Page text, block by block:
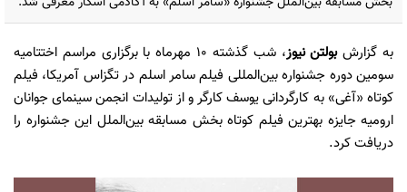
به گزارشبولتن نیوز
، شب گذشته ۱۰ مهرماه با برگزاری مراسم اختتاميه
سومين دوره جشنواره بين‌المللی فيلم سامر اسلم در تگزاس آمريكا، فيلم
كوتاه «آغی» به كارگردانی يوسف كارگر و از توليدات انجمن سينمای جوانان
اروميه جايزه بهترين فيلم كوتاه بخش مسابقه بين‌الملل اين جشنواره را
دريافت كرد.